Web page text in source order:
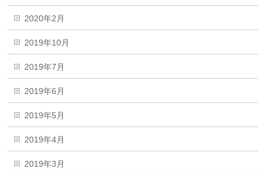
2020年2月
2019年10月
2019年7月
2019年6月
2019年5月
2019年4月
2019年3月